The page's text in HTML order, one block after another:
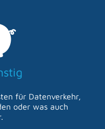
für Datenverkehr,
oder was auch